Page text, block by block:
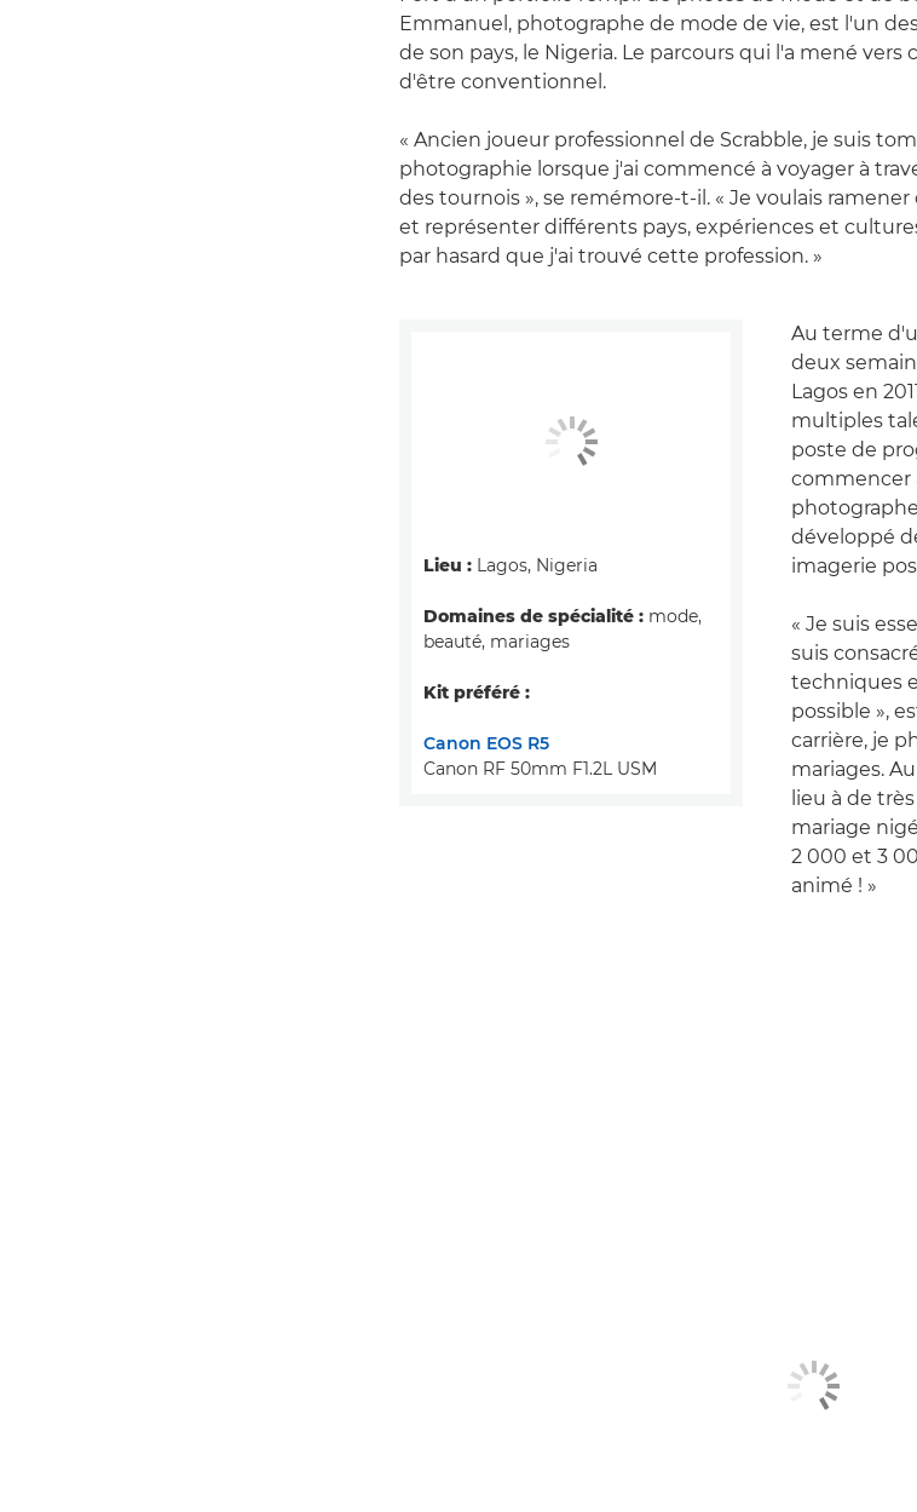
Emmanuel, photographe de mode de vie, est l'un
de son pays, le Nigeria. Le parcours qui l'a mené
d'être conventionnel.
« Ancien joueur professionnel de Scrabble, je suis
photographie lorsque j'ai commencé à voyager à
des tournois », se remémore-t-il. « Je voulais
et représenter différents pays, expériences et
par hasard que j'ai trouvé cette profession. »
Au terme
deux
Lagos en
multiples
poste de
commencer
développé
imagerie
« Je suis
suis
techniques
possible »,
carrière, je
mariages.
lieu à de
mariage
2 000 et 3
animé ! »
Lieu : Lagos, Nigeria
Domaines de spécialité : mode,
beauté, mariages
Kit préféré :
Canon EOS R5
Canon RF 50mm F1.2L USM